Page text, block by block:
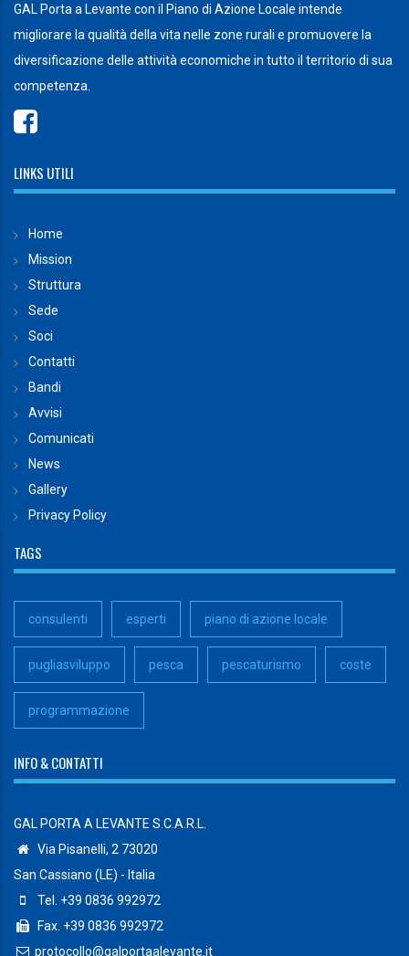
GAL Porta a Levante con il Piano di Azione Locale intende
migliorare la qualità della vita nelle zone rurali e promuovere la
diversificazione delle attività economiche in tutto il territorio di sua
competenza.
LINKS UTILI
Home
Mission
Struttura
Sede
Soci
Contatti
Bandi
Avvisi
Comunicati
News
Gallery
Privacy Policy
TAGS
consulenti esperti piano di azione locale
pugliasviluppo pesca pescaturismo coste
programmazione
INFO & CONTATTI
GAL PORTA A LEVANTE S.C.A.R.L.
Via Pisanelli, 2 73020
San Cassiano (LE) - Italia
Tel. +39 0836 992972
Fax. +39 0836 992972
protocollo@galportaalevante.it